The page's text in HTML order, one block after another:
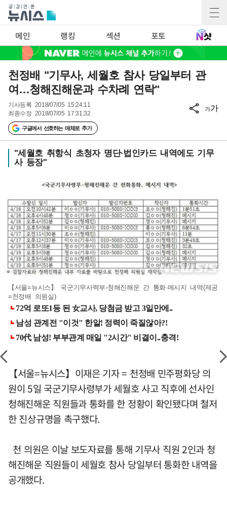
메인 랭킹 섹션 포토
천정배 "기무사, 세월호 참사 당일부터 관
여…청해진해운과 수차례 연락"
기사등록 2018/07/05 15:24:11
최종수정 2018/07/05 17:31:32
구글에서 선호하는 매체로 추가
가가
"세월호 취항식 초청자 명단·법인카드 내역에도 기무
사 등장"
【서울=뉴시스】 국군기무사력부-청해진해운 간 통화·메시지 내역(제공
=천정배 의원실)
【서울=뉴시스】이재은 기자 = 천정배 민주평화당 의
원이 5일 국군기무사령부가 세월호 사고 직후에 선사인
청해진해운 직원들과 통화를 한 정황이 확인됐다며 철저
한 진상규명을 촉구했다.
천 의원은 이날 보도자료를 통해 기무사 직원 2인과 청
해진해운 직원들이 세월호 참사 당일부터 통화한 내역을
공개했다.